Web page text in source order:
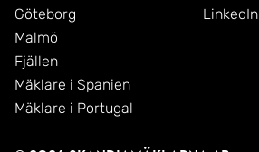
Göteborg
Malmö
Fjällen
Mäklare i Spanien
Mäklare i Portugal
LinkedIn